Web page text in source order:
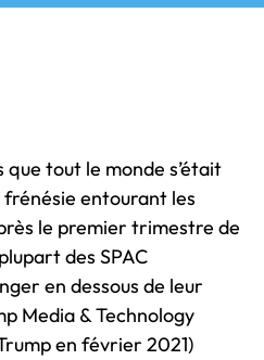
que tout le monde s’était
entourant les
le premier trimestre de
des SPAC
en dessous de leur
Media & Technology
en février 2021)